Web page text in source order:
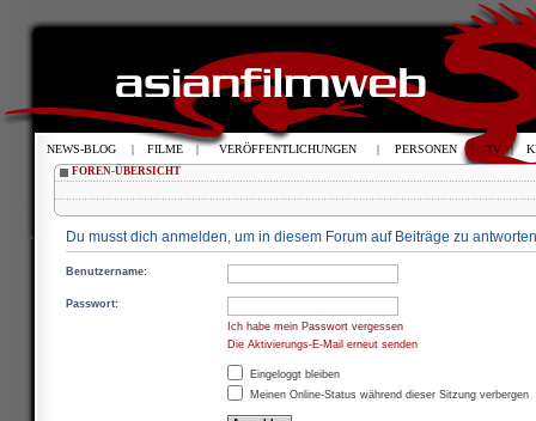
FOREN-ÜBERSICHT
Du musst dich anmelden, um in diesem Forum auf Beiträge zu
Benutzername:
Passwort:
Ich habe mein Passwort vergessen
Die Aktivierungs-E-Mail erneut senden
Eingeloggt bleiben
Meinen Online-Status während dieser Sitzung verbergen
NEWS-BLOG | FILME | VERÖFFENTLICHUNGEN | PERSONEN | TV |